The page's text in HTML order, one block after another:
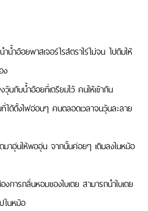
นำน้ำอ้อยพาสเจอร์ไรส์ตราไร่ไม่จน ไปต้มให้
ง
นกับน้ำอ้อยที่เตรียมไว้ คนให้เข้ากัน
ได้ตั้งไฟอ่อนๆ คนตลอดเวลาจนวุ้นละลาย
มาอุ่นให้พออุ่น จากนั้นค่อยๆ เติมลงในหม้อ
งการกลิ่นหอมของใบเตย สามารถนำใบเตย
ในหม้อ